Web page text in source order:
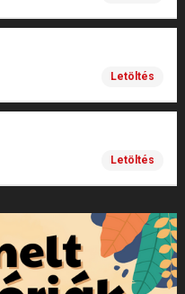
Letöltés
Letöltés